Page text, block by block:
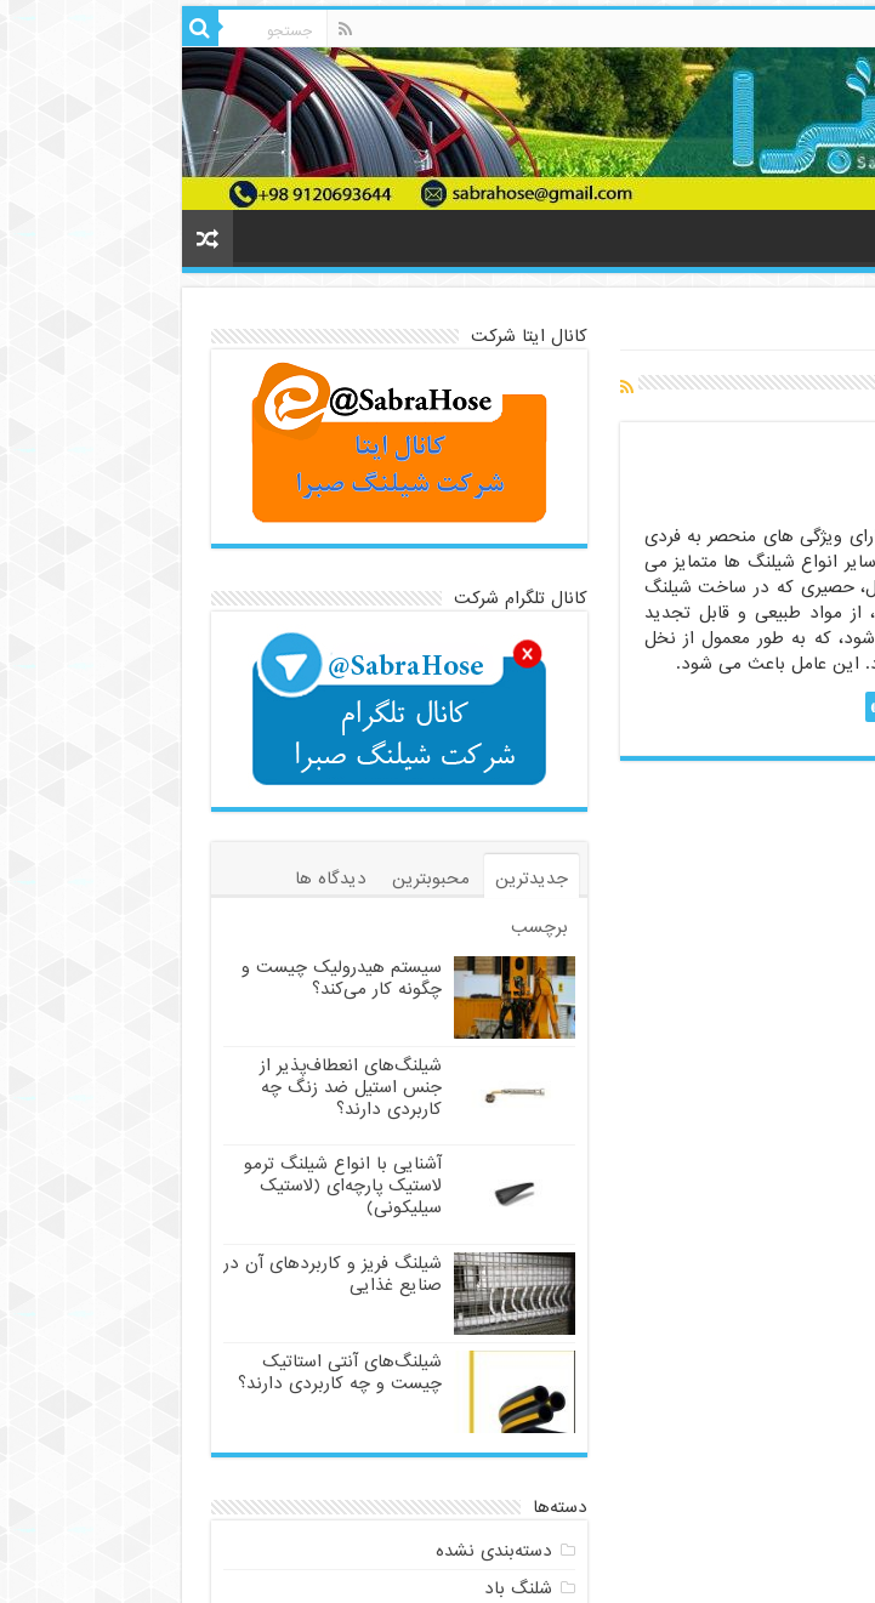
ویژگی های منحصر به فردی
انواع شیلنگ ها متمایز می
حصیری که در ساخت شیلنگ
از مواد طبیعی و قابل تجدید
شود، که به طور معمول از نخل
این عامل باعث می شود.
کانال ایتا شرکت
کانال تلگرام شرکت
جدیدترین محبوبترین
دیدگاه ها
برچسب
سیستم هیدرولیک چیست و
چگونه کار می‌کند؟
شیلنگ‌های انعطاف‌پذیر از
جنس استیل ضد زنگ چه
کاربردی دارند؟
آشنایی با انواع شیلنگ ترمو
لاستیک پارچه‌ای (لاستیک
سیلیکونی)
شیلنگ فریز و کاربردهای آن در
صنایع غذایی
شیلنگ‌های آنتی استاتیک
چیست و چه کاربردی دارند؟
دسته‌ها
دسته‌بندی نشده
شلنگ باد